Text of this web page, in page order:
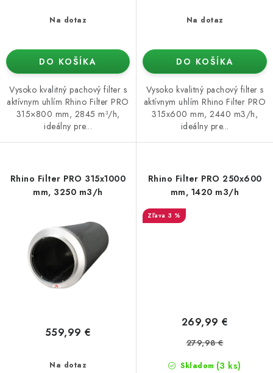
Na dotaz
DO KOŠÍKA
Vysoko kvalitný pachový filter s
aktívnym uhlím Rhino Filter PRO
315×800 mm, 2845 m³/h,
ideálny pre...
Na dotaz
DO KOŠÍKA
Vysoko kvalitný pachový filter s
aktívnym uhlím Rhino Filter PRO
315x600 mm, 2440 m3/h,
ideálny pre...
Rhino Filter PRO 315x1000
mm, 3250 m3/h
Na dotaz
559,99 €
Rhino Filter PRO 250x600
mm, 1420 m3/h
3 %
Skladom (3 ks)
269,99 €
279,98 €